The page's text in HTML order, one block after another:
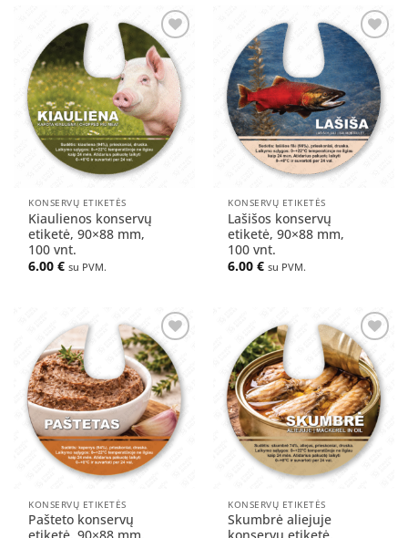
Pridėti
į norų
sąrašą
KONSERVŲ ETIKETĖS
Kiaulienos konservų
etiketė, 90×88 mm,
100 vnt.
6.00€ su PVM.
Pridėti
į norų
sąrašą
KONSERVŲ ETIKETĖS
Lašišos konservų
etiketė, 90×88 mm,
100 vnt.
6.00€ su PVM.
Pridėti
į norų
sąrašą
KONSERVŲ ETIKETĖS
Pašteto konservų
Pridėti
į norų
sąrašą
KONSERVŲ ETIKETĖS
Skumbrė aliejuje